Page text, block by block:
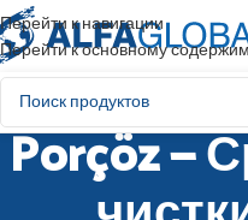
Перейти к навигации
Перейти к основному
Porçöz —